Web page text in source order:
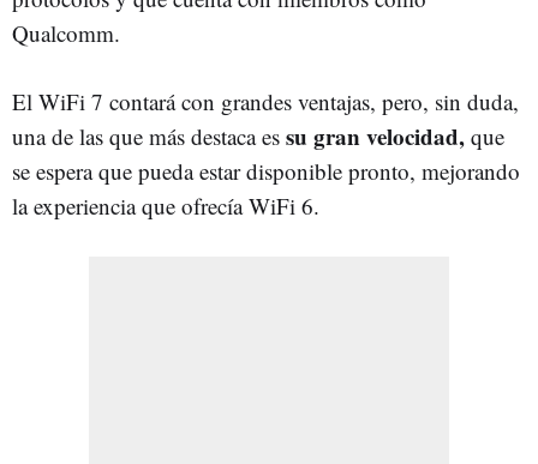
Qualcomm.
El WiFi 7 contará con grandes ventajas, pero, sin duda,
una de las que más destaca es su gran velocidad, que
se espera que pueda estar disponible pronto, mejorando
la experiencia que ofrecía WiFi 6.